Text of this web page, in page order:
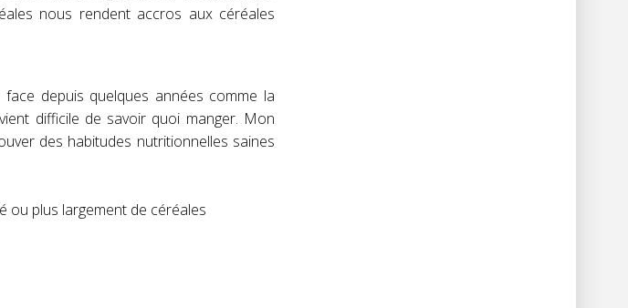
nous rendent accros aux céréales
depuis quelques années comme la
difficile de savoir quoi manger. Mon
des habitudes nutritionnelles saines
ou plus largement de céréales